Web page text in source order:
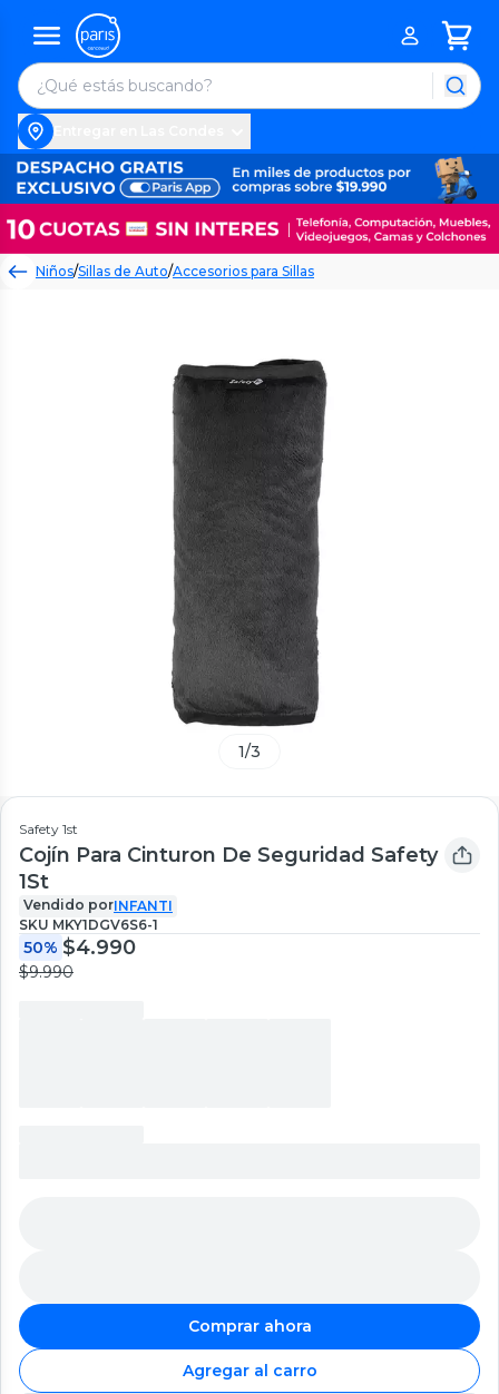
Niños/Sillas de Auto/Accesorios para Sillas
1/3
Safety 1st
Cojín Para Cinturon De Seguridad Safety
1St
Vendido porINFANTI
SKU MKY1DGV6S6-1
50% $4.990
$9.990
Comprar ahora
Agregar al carro